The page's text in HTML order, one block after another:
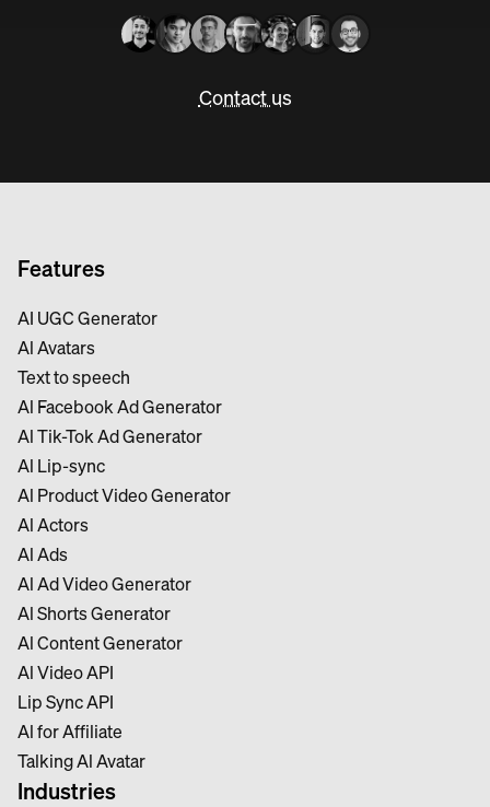
Contact us
Features
AI UGC Generator
Al Avatars
Text to speech
Al Facebook Ad Generator
Al Tik-Tok Ad Generator
Al Lip-sync
Al Product Video Generator
Al Actors
Al Ads
Al Ad Video Generator
Al Shorts Generator
Al Content Generator
Al Video API
Lip Sync API
Al for Affiliate
Talking Al Avatar
Industries